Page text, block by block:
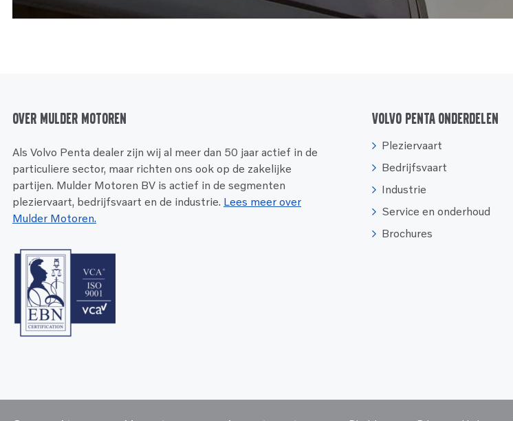
Over Mulder Motoren
Als Volvo Penta dealer zijn wij al meer dan 50 jaar actief in de
particuliere sector, maar richten ons ook op de zakelijke
partijen. Mulder Motoren BV is actief in de segmenten
pleziervaart, bedrijfsvaart en de industrie. Lees meer over
Mulder Motoren.
Volvo Penta onderdelen
Pleziervaart
Bedrijfsvaart
Industrie
Service en onderhoud
Brochures